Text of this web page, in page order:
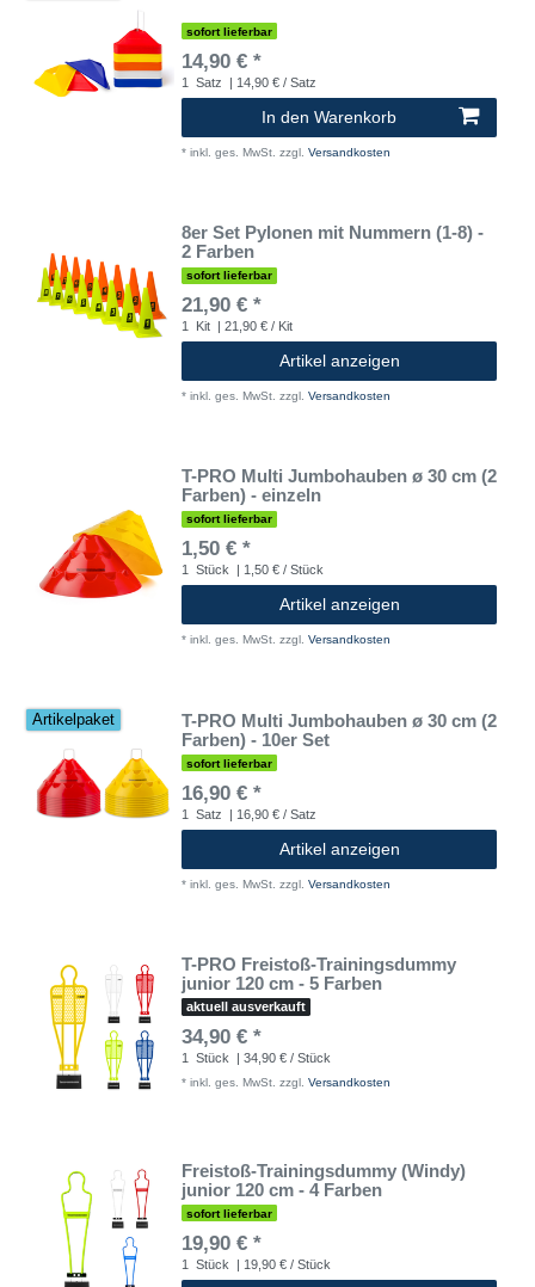
sofort lieferbar
14,90 € *
1 Satz | 14,90 € / Satz
In den Warenkorb
* inkl. ges. MwSt. zzgl. Versandkosten
8er Set Pylonen mit Nummern (1-8) -
2 Farben
sofort lieferbar
21,90 € *
1 Kit | 21,90 € / Kit
Artikel anzeigen
* inkl. ges. MwSt. zzgl. Versandkosten
T-PRO Multi Jumbohauben ø 30 cm (2
Farben) - einzeln
sofort lieferbar
1,50 € *
1 Stück | 1,50 € / Stück
Artikel anzeigen
* inkl. ges. MwSt. zzgl. Versandkosten
Artikelpaket
T-PRO Multi Jumbohauben ø 30 cm (2
Farben) - 10er Set
sofort lieferbar
16,90 € *
1 Satz | 16,90 € / Satz
Artikel anzeigen
* inkl. ges. MwSt. zzgl. Versandkosten
T-PRO Freistoß-Trainingsdummy
junior 120 cm - 5 Farben
aktuell ausverkauft
34,90 € *
1 Stück | 34,90 € / Stück
* inkl. ges. MwSt. zzgl. Versandkosten
Freistoß-Trainingsdummy (Windy)
junior 120 cm - 4 Farben
sofort lieferbar
19,90 € *
1 Stück | 19,90 € / Stück